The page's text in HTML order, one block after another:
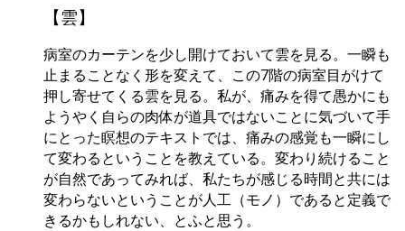
【雲】
病室のカーテンを少し開けておいて雲を見る。一瞬も
止まることなく形を変えて、この7階の病室目がけて
押し寄せてくる雲を見る。私が、痛みを得て愚かにも
ようやく自らの肉体が道具ではないことに気づいて手
にとった瞑想のテキストでは、痛みの感覚も一瞬にし
て変わるということを教えている。変わり続けること
が自然であってみれば、私たちが感じる時間と共には
変わらないということが人工（モノ）であると定義で
きるかもしれない、とふと思う。